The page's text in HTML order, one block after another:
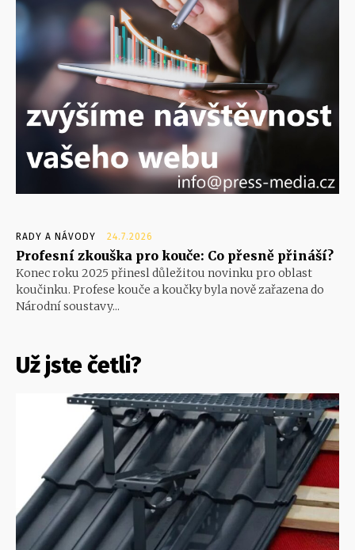
RADY A NÁVODY 24.7.2026
Profesní zkouška pro kouče: Co přesně přináší?
Konec roku 2025 přinesl důležitou novinku pro oblast
koučinku. Profese kouče a koučky byla nově zařazena do
Národní soustavy...
Už jste četli?